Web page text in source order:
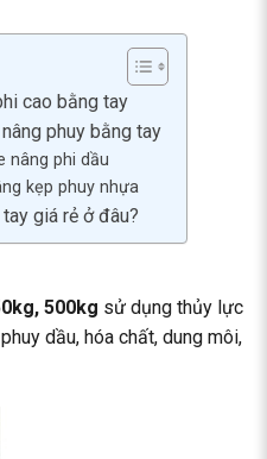
cao bằng tay
phuy bằng tay
nâng phi dầu
kẹp phuy nhựa
giá rẻ ở đâu?
500kg sử dụng thủy lực
dầu, hóa chất, dung môi,